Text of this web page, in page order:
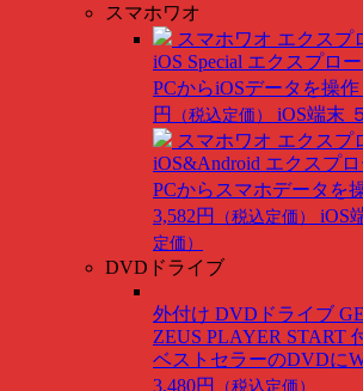
スマホワオ
スマホワオ エクスプ
iOS Special エクスプロ
PCからiOSデータを操作
円
（税込定価） iOS端末
スマホワオ エクスプ
iOS&Android エクスプ
PCからスマホデータを
3,582円
（税込定価） iOS
定価）
DVDドライブ
外付け DVDドライブ
ZEUS PLAYER START
ベストセラーのDVDに
3,480円
（税込定価）